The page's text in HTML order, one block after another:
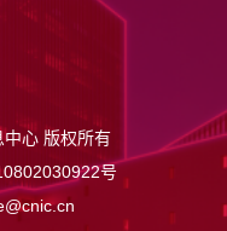
的个人和企业，发挥
及相关领域发展，构
和人民共享互联网发
责任编辑：郎杨琴
心 版权所有
号